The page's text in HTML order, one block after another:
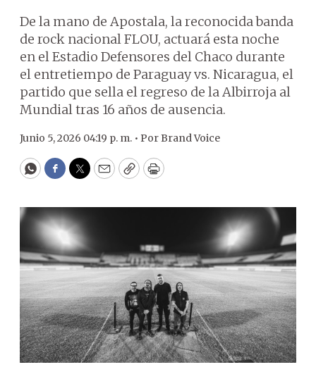
De la mano de Apostala, la reconocida banda
de rock nacional FLOU, actuará esta noche
en el Estadio Defensores del Chaco durante
el entretiempo de Paraguay vs. Nicaragua, el
partido que sella el regreso de la Albirroja al
Mundial tras 16 años de ausencia.
Junio 5, 2026 04:19 p. m. • PorBrand Voice
WhatsApp
Facebook
Twitter
EmailCopyPrint